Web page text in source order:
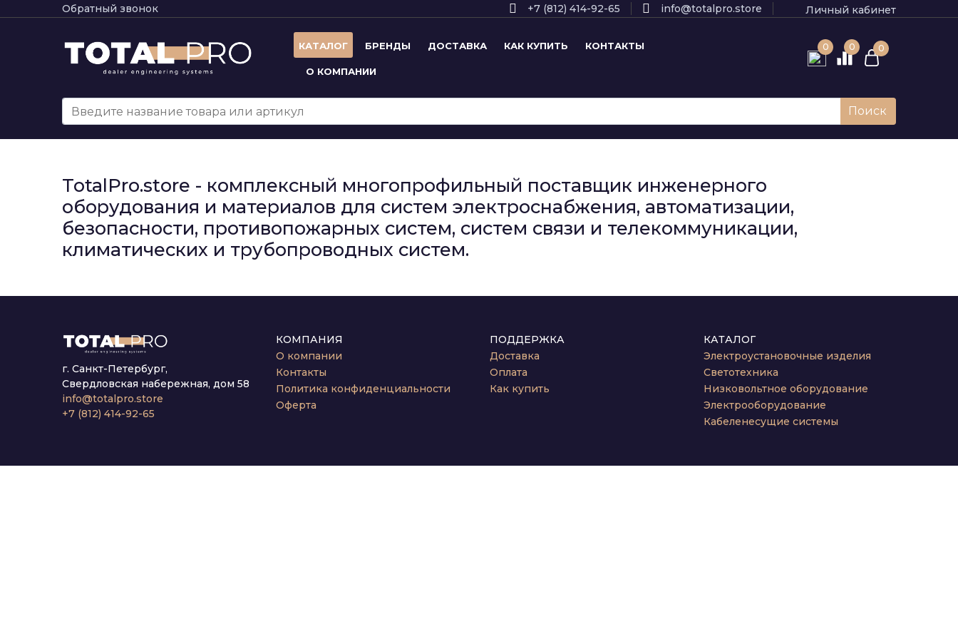
Обратный звонок +7 (812) 414-92-65 info@totalpro.store Личный кабинет
КАТАЛОГ БРЕНДЫ ДОСТАВКА КАК КУПИТЬ КОНТАКТЫ
О КОМПАНИИ
0 0 0
Поиск
TotalPro.store - комплексный многопрофильный поставщик инженерного
оборудования и материалов для систем электроснабжения, автоматизации,
безопасности, противопожарных систем, систем связи и телекоммуникации,
климатических и трубопроводных систем.
г. Санкт-Петербург,
Свердловская набережная, дом 58
info@totalpro.store
+7 (812) 414-92-65
КОМПАНИЯ
О компании
Контакты
Политика конфиденциальности
Оферта
ПОДДЕРЖКА
Доставка
Оплата
Как купить
КАТАЛОГ
Электроустановочные изделия
Светотехника
Низковольтное оборудование
Электрооборудование
Кабеленесущие системы